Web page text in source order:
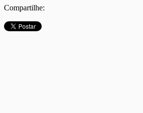
Compartilhe: